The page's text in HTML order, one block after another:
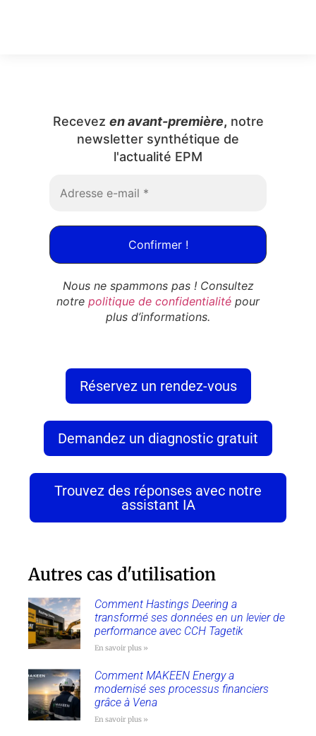
Recevez en avant-première, notre
newsletter synthétique de
l'actualité EPM
Nous ne spammons pas ! Consultez
notre politique de confidentialité pour
plus d’informations.
Réservez un rendez-vous
Demandez un diagnostic gratuit
Trouvez des réponses avec notre
assistant IA
Autres cas d'utilisation
Comment Hastings Deering a
transformé ses données en un levier de
performance avec CCH Tagetik
En savoir plus »
Comment MAKEEN Energy a
modernisé ses processus financiers
grâce à Vena
En savoir plus »